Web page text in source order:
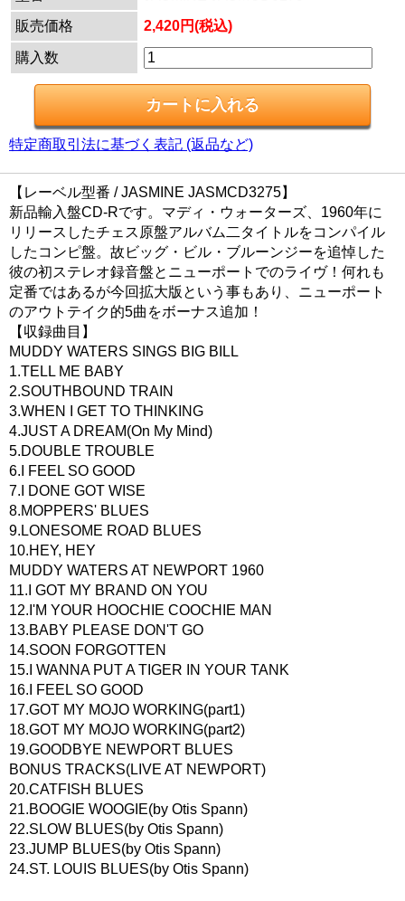
販売価格
2,420円(税込)
購入数
特定商取引法に基づく表記 (返品など)
【レーベル型番 / JASMINE JASMCD3275】
新品輸入盤CD-Rです。マディ・ウォーターズ、1960年に
リリースしたチェス原盤アルバム二タイトルをコンパイル
したコンピ盤。故ビッグ・ビル・ブルーンジーを追悼した
彼の初ステレオ録音盤とニューポートでのライヴ！何れも
定番ではあるが今回拡大版という事もあり、ニューポート
のアウトテイク的5曲をボーナス追加！
【収録曲目】
MUDDY WATERS SINGS BIG BILL
1.TELL ME BABY
2.SOUTHBOUND TRAIN
3.WHEN I GET TO THINKING
4.JUST A DREAM(On My Mind)
5.DOUBLE TROUBLE
6.I FEEL SO GOOD
7.I DONE GOT WISE
8.MOPPERS' BLUES
9.LONESOME ROAD BLUES
10.HEY, HEY
MUDDY WATERS AT NEWPORT 1960
11.I GOT MY BRAND ON YOU
12.I'M YOUR HOOCHIE COOCHIE MAN
13.BABY PLEASE DON'T GO
14.SOON FORGOTTEN
15.I WANNA PUT A TIGER IN YOUR TANK
16.I FEEL SO GOOD
17.GOT MY MOJO WORKING(part1)
18.GOT MY MOJO WORKING(part2)
19.GOODBYE NEWPORT BLUES
BONUS TRACKS(LIVE AT NEWPORT)
20.CATFISH BLUES
21.BOOGIE WOOGIE(by Otis Spann)
22.SLOW BLUES(by Otis Spann)
23.JUMP BLUES(by Otis Spann)
24.ST. LOUIS BLUES(by Otis Spann)